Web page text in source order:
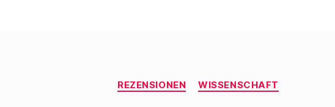
Kategorien
REZENSIONEN WISSENSCHAFT